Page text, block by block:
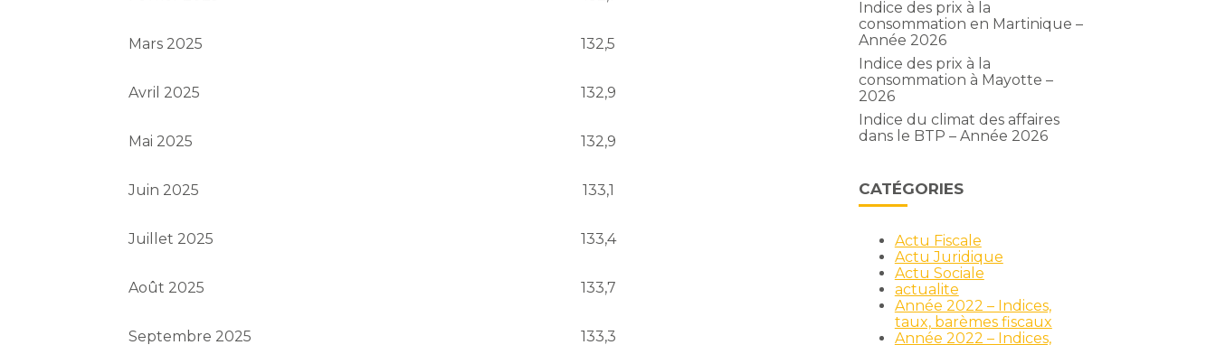
Mars 2025 132,5
Avril 2025 132,9
Mai 2025 132,9
Juin 2025 133,1
Juillet 2025 133,4
Août 2025 133,7
Septembre 2025 133,3
Indice des prix à la
consommation en Martinique –
Année 2026
Indice des prix à la
consommation à Mayotte –
2026
Indice du climat des affaires
dans le BTP – Année 2026
CATÉGORIES
Actu Fiscale
Actu Juridique
Actu Sociale
actualite
Année 2022 – Indices,
taux, barèmes fiscaux
Année 2022 – Indices,